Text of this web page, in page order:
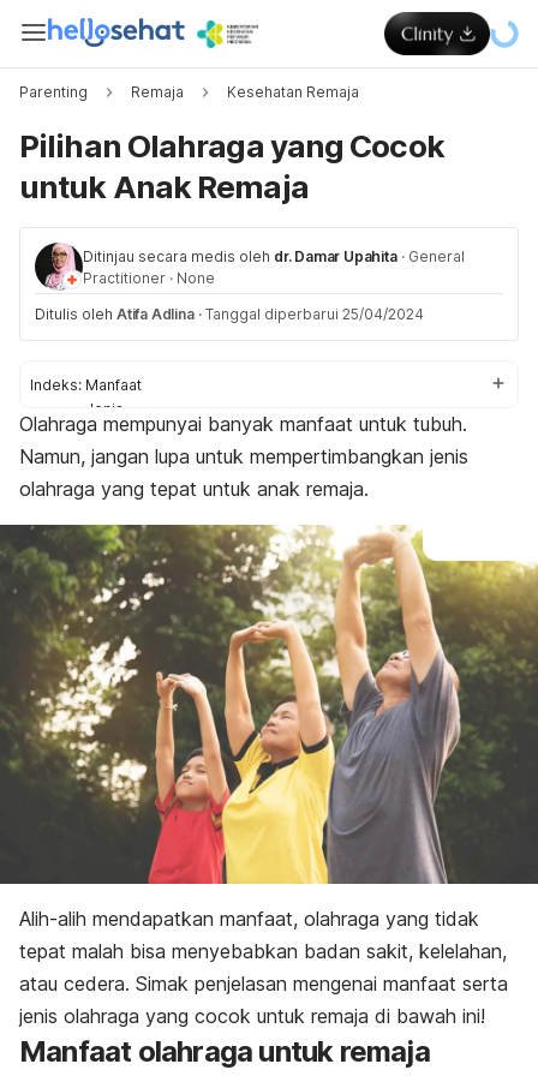
Parenting Remaja Kesehatan Remaja
Pilihan Olahraga yang Cocok
untuk Anak Remaja
Ditinjau secara medis oleh dr. Damar Upahita · General
Practitioner · None
Ditulis oleh Atifa Adlina · Tanggal diperbarui 25/04/2024
Indeks: Manfaat
Jenis
Berapa lama?
Bolehkah membesarkan otot?
Tips
Olahraga mempunyai banyak manfaat untuk tubuh.
Namun, jangan lupa untuk mempertimbangkan jenis
olahraga yang tepat untuk anak remaja.
Alih-alih mendapatkan manfaat, olahraga yang tidak
tepat malah bisa menyebabkan badan sakit, kelelahan,
atau cedera. Simak penjelasan mengenai manfaat serta
jenis olahraga yang cocok untuk remaja di bawah ini!
Manfaat olahraga untuk remaja